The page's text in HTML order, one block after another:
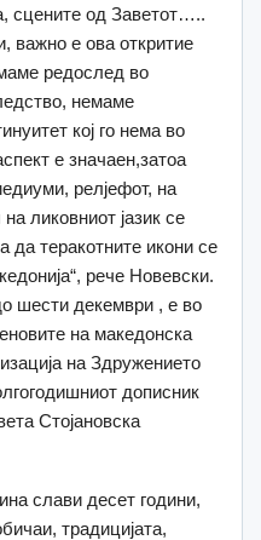
сцените од Заветот…..
важно е ова откритие
редослед во
немаме
кој го нема во
е значаен,затоа
релјефот, на
ликовниот јазик се
да теракотните икони се
рече Новевски.
шести декември , е во
на македонска
на Здружението
дописник
Стојановска
слави десет години,
традицијата,